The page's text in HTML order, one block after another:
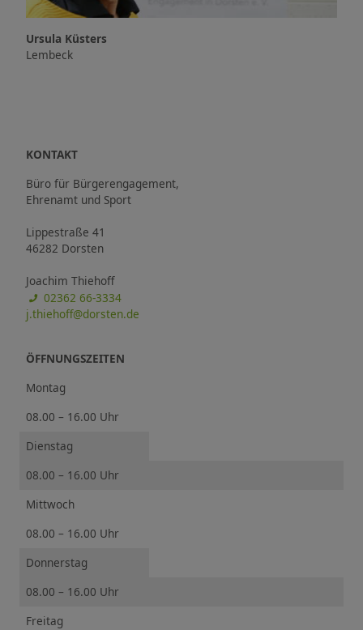
Ursula Küsters
Lembeck
KONTAKT
Büro für Bürgerengagement,
Ehrenamt und Sport
Lippestraße 41
46282 Dorsten
Joachim Thiehoff
02362 66-3334
j.thiehoff@dorsten.de
ÖFFNUNGSZEITEN
Montag
08.00 – 16.00 Uhr
Dienstag
08.00 – 16.00 Uhr
Mittwoch
08.00 – 16.00 Uhr
Donnerstag
08.00 – 16.00 Uhr
Freitag